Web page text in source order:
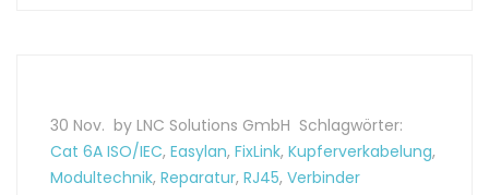
30 Nov. by LNC Solutions GmbH Schlagwörter:
Cat 6A ISO/IEC, Easylan, FixLink, Kupferverkabelung,
Modultechnik, Reparatur, RJ45, Verbinder